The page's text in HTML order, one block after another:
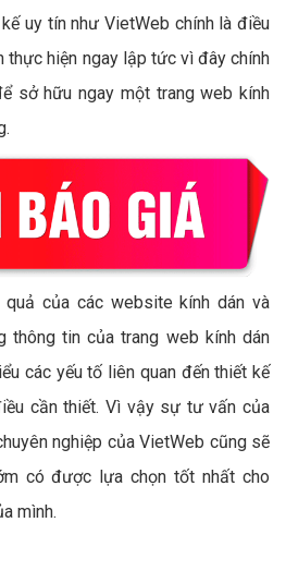
uy tín như VietWeb chính là điều
thực hiện ngay lập tức vì đây chính
sở hữu ngay một trang web kính
của các website kính dán và
thông tin của trang web kính dán
các yếu tố liên quan đến thiết kế
cần thiết. Vì vậy sự tư vấn của
nghiệp của VietWeb cũng sẽ
có được lựa chọn tốt nhất cho
mình.